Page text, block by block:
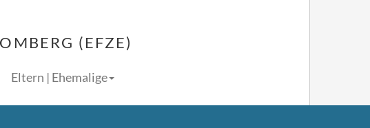
(EFZE)
Eltern | Ehemalige